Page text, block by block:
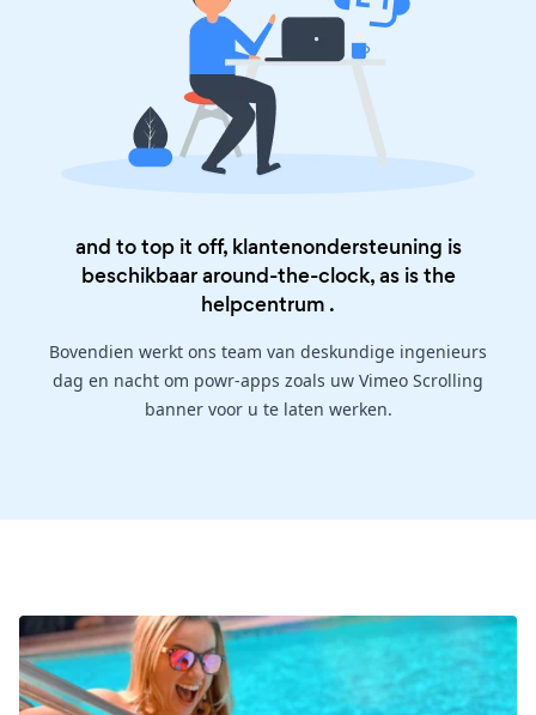
and to top it off, klantenondersteuning is
beschikbaar around-the-clock, as is the
helpcentrum .
Bovendien werkt ons team van deskundige ingenieurs
dag en nacht om powr-apps zoals uw Vimeo Scrolling
banner voor u te laten werken.